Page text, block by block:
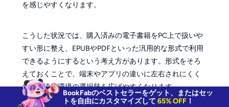
を感じやすくなります。
こうした状況では、購入済みの電子書籍をPC上で扱いや
すい形に整え、EPUBやPDFといった汎用的な形式で利用
できるようにするという考え方があります。形式をそろ
えておくことで、端末やアプリの違いに左右されにくく
なり、読書環境の選択肢を広げやすくなります。
BookFabのベストセラーをゲット、またはセッ
トを自由にカスタマイズして 65% OFF！